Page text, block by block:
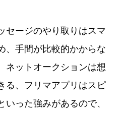
セージのやり取りはスマ
、手間が比較的かからな
ネットオークションは想
る、フリマアプリはスピ
った強みがあるので、